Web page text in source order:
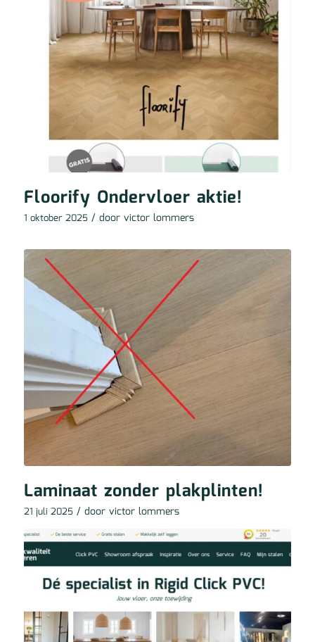
Floorify Ondervloer aktie!
1 oktober 2025 / door victor lommers
Laminaat zonder plakplinten!
21 juli 2025 / door victor lommers